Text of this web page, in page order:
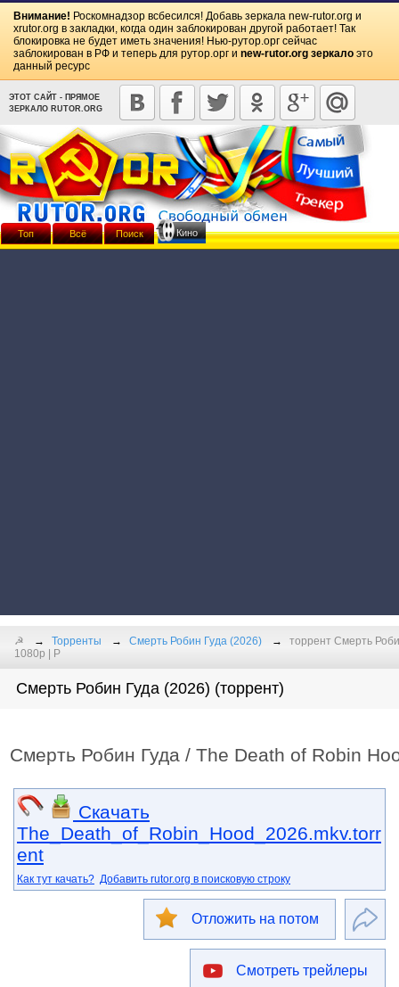
Внимание! Роскомнадзор всбесился! Добавь зеркала new-rutor.org и
xrutor.org в закладки, когда один заблокирован другой работает! Так
блокировка не будет иметь значения! Нью-рутор.орг сейчас
заблокирован в РФ и теперь для рутор.орг и new-rutor.org зеркало это
данный ресурс
ЭТОТ САЙТ - ПРЯМОЕ
ЗЕРКАЛО RUTOR.ORG
☭ Торренты Смерть Робин Гуда (2026)
торрент Смерть
1080p | Р
Смерть Робин Гуда (2026) (торрент)
Смерть Робин Гуда / The Death of Robin
Скачать
The_Death_of_Robin_Hood_2026.mkv.torr
ent
Как тут качать? Добавить rutor.org в поисковую строку
Отложить на потом
Смотреть трейлеры